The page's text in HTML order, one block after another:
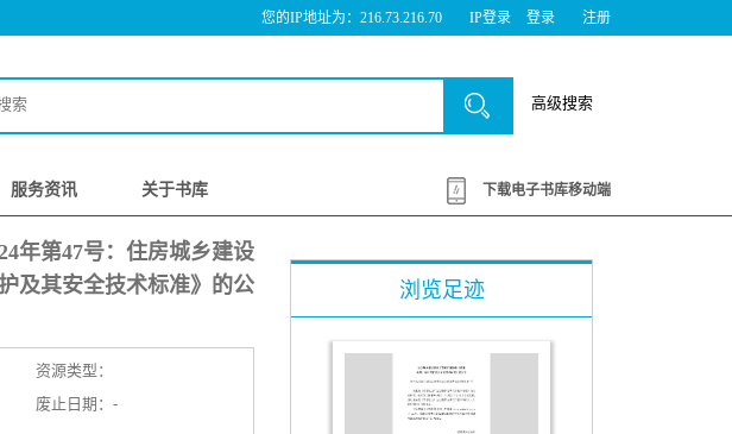
您的IP地址为：216.73.216.70 IP登录 登录 注册
高级搜索
服务资讯 关于书库 下载电子书库移动端
年第47号：住房城乡建设
及其安全技术标准》的公
资源类型：
废止日期：-
浏览足迹